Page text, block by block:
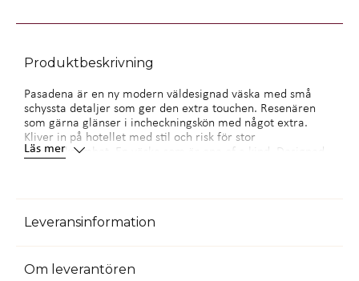
Produktbeskrivning
Pasadena är en ny modern väldesignad väska med små
schyssta detaljer som ger den extra touchen. Resenären
som gärna glänser i incheckningskön med något extra.
Kliver in på hotellet med stil och risk för stor
uppmärksamhet. En väska som är one of a kind. Designed
färgkombinationer. Detaljer som nätficka och fack för
kläder som ligger säkert på plats. Helt integrerat
teleskophandtag. Fast TSA-lås som är inbyggt.
Läs mer
Leveransinformation
Om leverantören